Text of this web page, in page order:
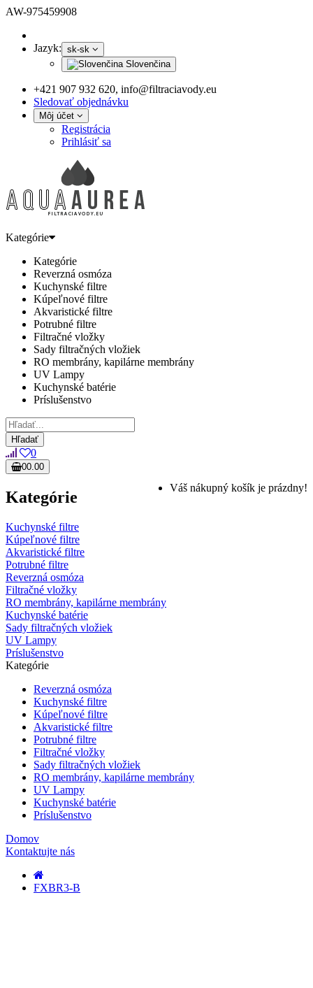
AW-975459908
Jazyk: sk-sk
Slovenčina
+421 907 932 620, info@filtraciavody.eu
Sledovať objednávku
Môj účet
Registrácia
Prihlásiť sa
Kategórie
Kategórie
Reverzná osmóza
Kuchynské filtre
Kúpeľnové filtre
Akvaristické filtre
Potrubné filtre
Filtračné vložky
Sady filtračných vložiek
RO membrány, kapilárne membrány
UV Lampy
Kuchynské batérie
Príslušenstvo
Hľadať
0
00.00
Váš nákupný košík je prázdny!
Kategórie
Kuchynské filtre
Kúpeľnové filtre
Akvaristické filtre
Potrubné filtre
Reverzná osmóza
Filtračné vložky
RO membrány, kapilárne membrány
Kuchynské batérie
Sady filtračných vložiek
UV Lampy
Príslušenstvo
Kategórie
Reverzná osmóza
Kuchynské filtre
Kúpeľnové filtre
Akvaristické filtre
Potrubné filtre
Filtračné vložky
Sady filtračných vložiek
RO membrány, kapilárne membrány
UV Lampy
Kuchynské batérie
Príslušenstvo
Domov
Kontaktujte nás
FXBR3-B